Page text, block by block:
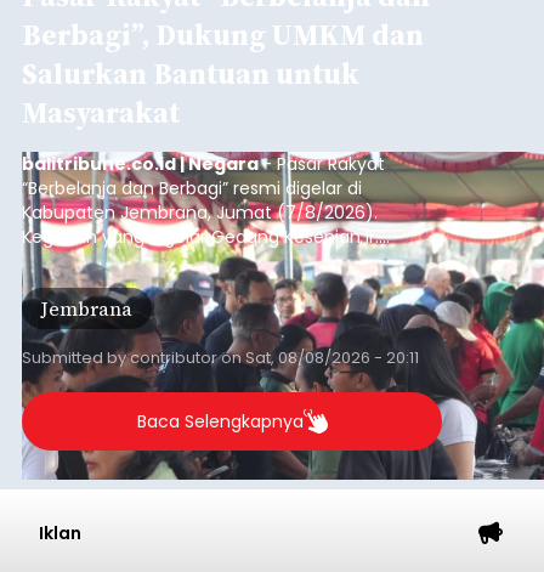
Berbagi”, Dukung UMKM dan
Salurkan Bantuan untuk
Masyarakat
balitribune.co.id | Negara- Pasar Rakyat
“Berbelanja dan Berbagi” resmi digelar di
Kabupaten Jembrana, Jumat (7/8/2026).
Kegiatan yang digelar Gedung Kesenian Ir.
Soekarno ini memadukan pemberdayaan
ekonomi masyarakat dengan aksi sosial tersebut
mendapat antusiasme tinggi dan mencatat nilai
transaksi mencapai Rp672.733.200.
Jembrana
Submitted bycontributoronSat, 08/08/2026 - 20:11
Baca Selengkapnya
Iklan